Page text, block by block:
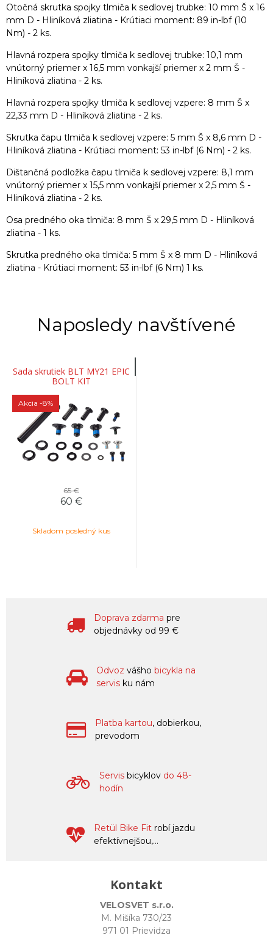
Otočná skrutka spojky tlmiča k sedlovej trubke: 10 mm Š x 16
mm D - Hliníková zliatina - Krútiaci moment: 89 in-lbf (10
Nm) - 2 ks.
Hlavná rozpera spojky tlmiča k sedlovej trubke: 10,1 mm
vnútorný priemer x 16,5 mm vonkajší priemer x 2 mm Š -
Hliníková zliatina - 2 ks.
Hlavná rozpera spojky tlmiča k sedlovej vzpere: 8 mm Š x
22,33 mm D - Hliníková zliatina - 2 ks.
Skrutka čapu tlmiča k sedlovej vzpere: 5 mm Š x 8,6 mm D -
Hliníková zliatina - Krútiaci moment: 53 in-lbf (6 Nm) - 2 ks.
Dištančná podložka čapu tlmiča k sedlovej vzpere: 8,1 mm
vnútorný priemer x 15,5 mm vonkajší priemer x 2,5 mm Š -
Hliníková zliatina - 2 ks.
Osa predného oka tlmiča: 8 mm Š x 29,5 mm D - Hliníková
zliatina - 1 ks.
Skrutka predného oka tlmiča: 5 mm Š x 8 mm D - Hliníková
zliatina - Krútiaci moment: 53 in-lbf (6 Nm) 1 ks.
Naposledy navštívené
Sada skrutiek BLT MY21 EPIC
BOLT KIT
Akcia -8%
65 €
60 €
Skladom posledný kus
Doprava zdarma pre
objednávky od 99 €
Odvoz vášho bicykla na
servis ku nám
Platba kartou, dobierkou,
prevodom
Servis bicyklov do 48-
hodín
Retül Bike Fit robí jazdu
efektívnejšou,...
Kontakt
VELOSVET s.r.o.
M. Mišíka 730/23
971 01 Prievidza